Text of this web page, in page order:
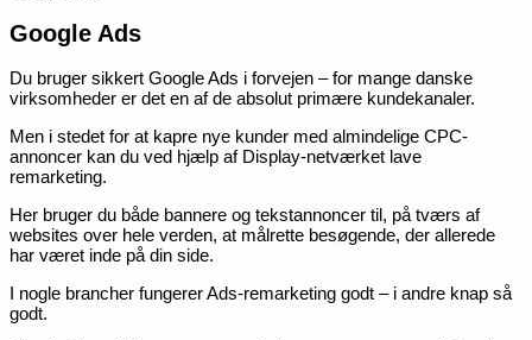
Google Ads
Du bruger sikkert Google Ads i forvejen – for mange danske
virksomheder er det en af de absolut primære kundekanaler.
Men i stedet for at kapre nye kunder med almindelige CPC-
annoncer kan du ved hjælp af Display-netværket lave
remarketing.
Her bruger du både bannere og tekstannoncer til, på tværs af
websites over hele verden, at målrette besøgende, der allerede
har været inde på din side.
I nogle brancher fungerer Ads-remarketing godt – i andre knap så
godt.